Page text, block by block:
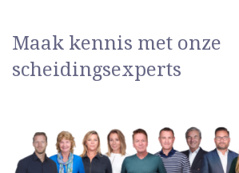
Maak kennis met onze
scheidingsexperts